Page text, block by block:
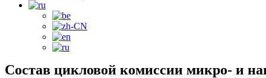
Состав цикловой комиссии микро- и